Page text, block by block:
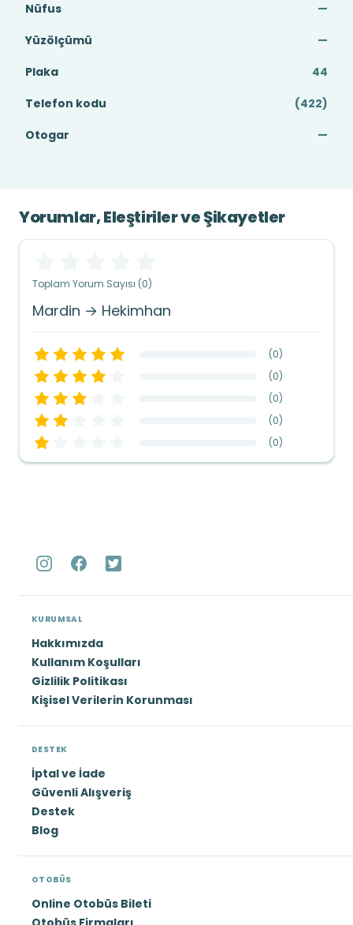
Nüfus
—
Yüzölçümü
—
Plaka
44
Telefon kodu
(422)
Otogar
—
Yorumlar, Eleştiriler ve Şikayetler
Toplam Yorum Sayısı (0)
Mardin → Hekimhan
(0)
(0)
(0)
(0)
(0)
KURUMSAL
Hakkımızda
Kullanım Koşulları
Gizlilik Politikası
Kişisel Verilerin Korunması
DESTEK
İptal ve İade
Güvenli Alışveriş
Destek
Blog
OTOBÜS
Online Otobüs Bileti